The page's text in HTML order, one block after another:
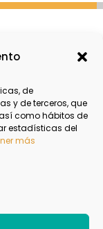
de
y de terceros, que
como hábitos de
estadísticas del
más